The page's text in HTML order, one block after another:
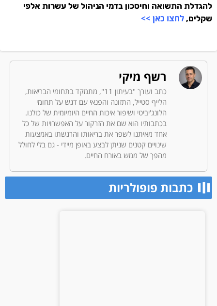
להגדלת התשואה וחיסכון בדמי הניהול של עשרות אלפי
שקלים, לחצו כאן >>
רשף מיקי
כתב ועורך "בעיתון 11", מתמקד בתחומי הבריאות,
הלייף סטייל, התזונה והפנאי עם דגש על תחומי
הלונג'יביטי ושיפור איכות החיים היומיומית של כולנו.
בכתבותיו הוא שם את הזרקור על האפשרויות של כל
אחד מאיתנו לשפר את בריאותו והרגשתו באמצעות
שינויים קטנים שניתן לבצע באופן מיידי - גם בלי לחולל
מהפך של ממש באורח החיים.
כתבות פופולריות​